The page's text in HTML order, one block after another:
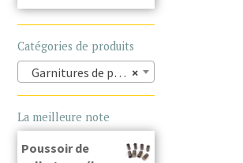
Catégories de produits
×
Garnitures de porte (40)
La meilleure note
Poussoir de